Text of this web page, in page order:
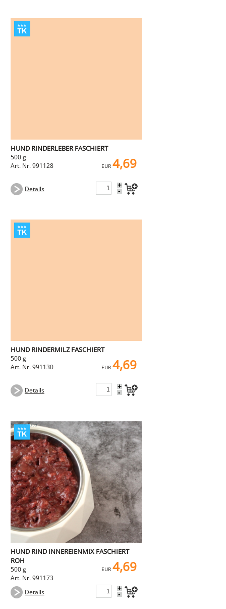
HUND RINDERLEBER FASCHIERT
500 g
Art. Nr. 991128
EUR 4,69
Details +
-
HUND RINDERMILZ FASCHIERT
500 g
Art. Nr. 991130
EUR 4,69
Details +
-
HUND RIND INNEREIENMIX FASCHIERT
ROH
500 g
Art. Nr. 991173
EUR 4,69
Details +
-